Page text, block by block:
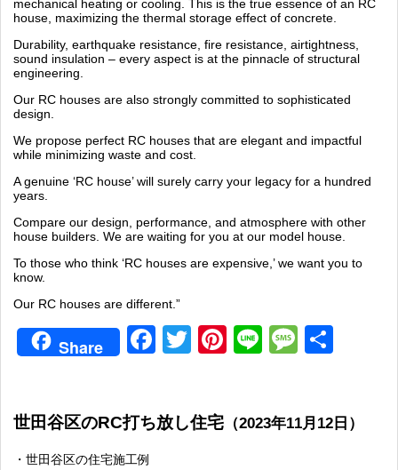
mechanical heating or cooling. This is the true essence of an RC
house, maximizing the thermal storage effect of concrete.
Durability, earthquake resistance, fire resistance, airtightness,
sound insulation – every aspect is at the pinnacle of structural
engineering.
Our RC houses are also strongly committed to sophisticated
design.
We propose perfect RC houses that are elegant and impactful
while minimizing waste and cost.
A genuine ‘RC house’ will surely carry your legacy for a hundred
years.
Compare our design, performance, and atmosphere with other
house builders. We are waiting for you at our model house.
To those who think ‘RC houses are expensive,’ we want you to
know.
Our RC houses are different.”
Share Facebook
TwitterPinterest
Line
世田谷区のRC打ち放し住宅 （2023年11月12日）
・世田谷区の住宅施工例